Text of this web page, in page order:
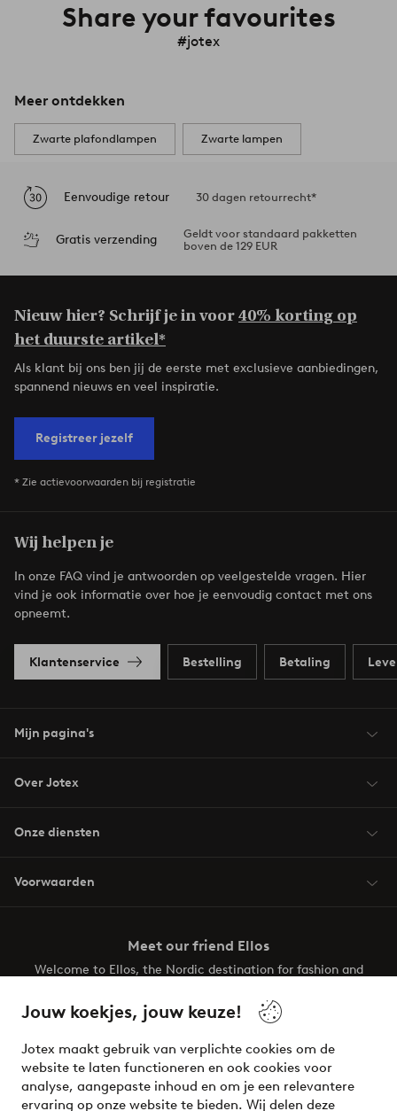
Jouw koekjes, jouw keuze!
Jotex maakt gebruik van verplichte cookies om de
website te laten functioneren en ook cookies voor
analyse, aangepaste inhoud en om je een relevantere
ervaring op onze website te bieden. Wij delen deze
Share your favourites
#jotex
Meer ontdekken
Zwarte plafondlampen Zwarte lampen
Eenvoudige retour 30 dagen retourrecht*
Gratis verzending
Geldt voor standaard pakketten
boven de 129 EUR
Nieuw hier? Schrijf je in voor40% korting op
het duurste artikel*
Als klant bij ons ben jij de eerste met exclusieve aanbiedingen,
spannend nieuws en veel inspiratie.
Registreer jezelf
* Zie actievoorwaarden bij registratie
Wij helpen je
In onze FAQ vind je antwoorden op veelgestelde vragen. Hier
vind je ook informatie over hoe je eenvoudig contact met ons
opneemt.
Klantenservice Bestelling Betaling
Mijn pagina's
Over Jotex
Onze diensten
Voorwaarden
Meet our friend Ellos
Welcome to Ellos, the Nordic destination for fashion and
your wardrobe. Your next inspiring look is here!